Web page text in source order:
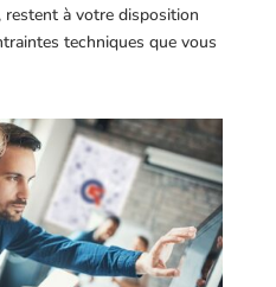
à votre disposition
techniques que vous